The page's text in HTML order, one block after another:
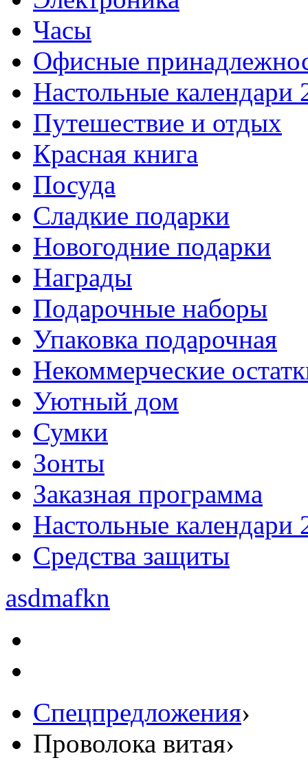
Часы
Офисные
Настольные календари
Путешествие и отдых
Красная книга
Посуда
Сладкие подарки
Новогодние подарки
Награды
Подарочные наборы
Упаковка подарочная
Некоммерческие
Уютный дом
Сумки
Зонты
Заказная программа
Настольные календари
Средства защиты
asdmafkn
Спецпредложения›
Проволока витая›